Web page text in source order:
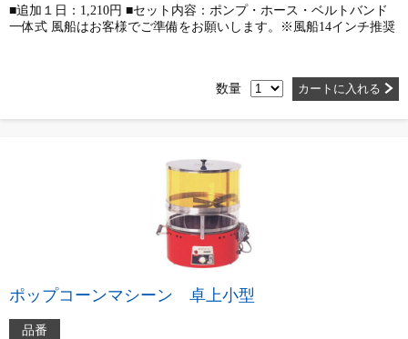
■追加１日：1,210円 ■セット内容：ポンプ・ホース・ベルトバンド
一体式 風船はお客様でご準備をお願いします。※風船14インチ推奨
数量 カートに入れる
ポップコーンマシーン 卓上小型
品番